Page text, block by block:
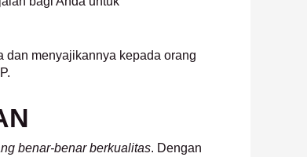
dan menyajikannya kepada orang
benar-benar berkualitas. Dengan